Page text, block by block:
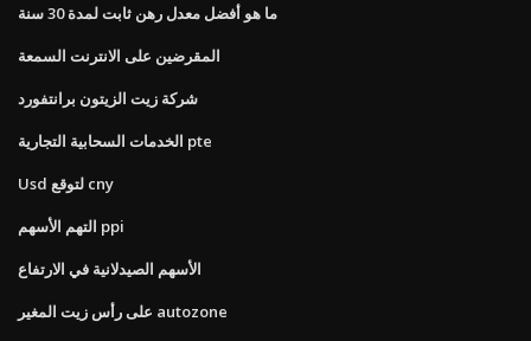
ما هو أفضل معدل رهن ثابت لمدة 30 سنة
المقرضين على الانترنت السمعة
شركة زيت الزيتون برانتفورد
الخدمات السحابية التجارية pte
Usd لتوقع cny
التهم الأسهم ppi
الأسهم الصيدلانية في الارتفاع
على رأس زيت المغير autozone